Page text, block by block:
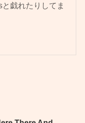
戯れたりしてま